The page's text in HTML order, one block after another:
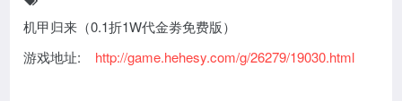
机甲归来（0.1折1W代金劵免费版）
游戏地址: http://game.hehesy.com/g/26279/19030.html